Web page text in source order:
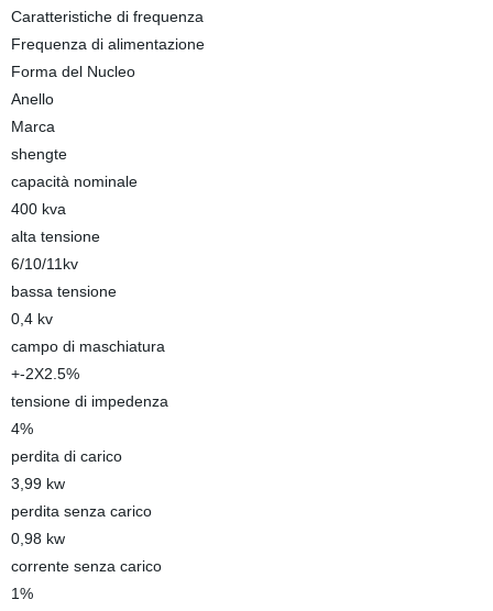
Caratteristiche di frequenza
Frequenza di alimentazione
Forma del Nucleo
Anello
Marca
shengte
capacità nominale
400 kva
alta tensione
6/10/11kv
bassa tensione
0,4 kv
campo di maschiatura
+-2X2.5%
tensione di impedenza
4%
perdita di carico
3,99 kw
perdita senza carico
0,98 kw
corrente senza carico
1%